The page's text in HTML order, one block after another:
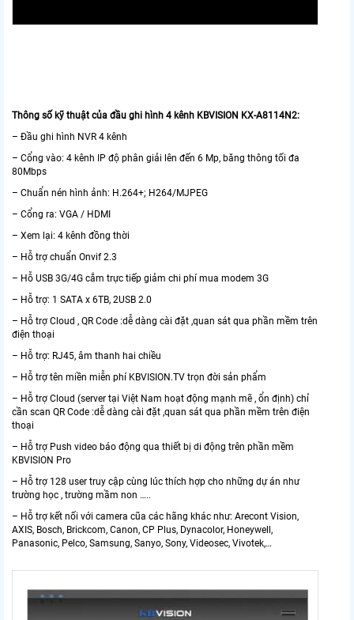
Thông số kỹ thuật của đầu ghi hình 4 kênh KBVISION KX-A8114N2:
– Đầu ghi hình NVR 4 kênh
– Cổng vào: 4 kênh IP độ phân giải lên đến 6 Mp, băng thông tối đa
80Mbps
– Chuẩn nén hình ảnh: H.264+; H264/MJPEG
– Cổng ra: VGA / HDMI
– Xem lại: 4 kênh đồng thời
– Hỗ trợ chuẩn Onvif 2.3
– Hỗ USB 3G/4G cắm trực tiếp giảm chi phí mua modem 3G
– Hỗ trợ: 1 SATA x 6TB, 2USB 2.0
– Hỗ trợ Cloud , QR Code :dễ dàng cài đặt ,quan sát qua phần mềm trên
điện thoại
– Hỗ trợ: RJ45, âm thanh hai chiều
– Hỗ trợ tên miền miễn phí KBVISION.TV trọn đời sản phẩm
– Hỗ trợ Cloud (server tại Việt Nam hoạt động mạnh mẽ , ổn định) chỉ
cần scan QR Code :dễ dàng cài đặt ,quan sát qua phần mềm trên điện
thoại
– Hỗ trợ Push video báo động qua thiết bị di động trên phần mềm
KBVISION Pro
– Hỗ trợ 128 user truy cập cùng lúc thích hợp cho những dự án như
trường học , trường mầm non …..
– Hỗ trợ kết nối với camera cũa các hãng khác như: Arecont Vision,
AXIS, Bosch, Brickcom, Canon, CP Plus, Dynacolor, Honeywell,
Panasonic, Pelco, Samsung, Sanyo, Sony, Videosec, Vivotek,…